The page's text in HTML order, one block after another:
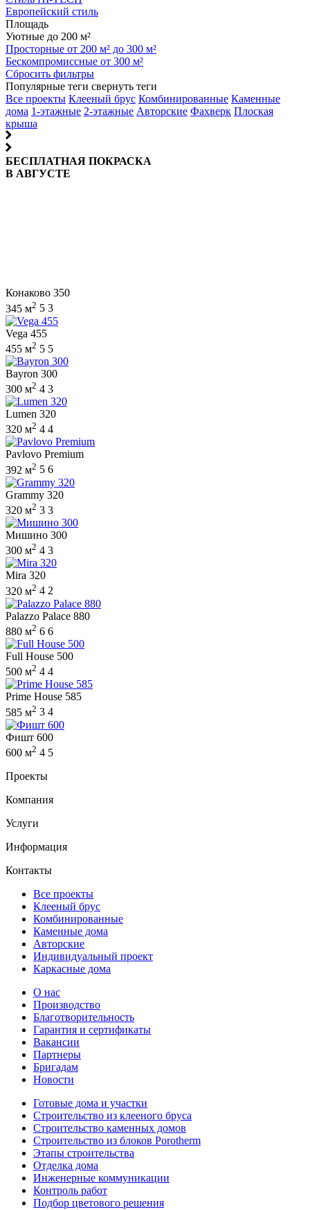
Европейский стиль
Площадь
Уютные до 200 м²
Просторные от 200 м² до 300 м²
Бескомпромиссные от 300 м²
Сбросить фильтры
Популярные теги свернуть теги
Все проекты Клееный брус Комбинированные Каменные
дома 1-этажные 2-этажные Авторские Фахверк Плоская
крыша
БЕСПЛАТНАЯ ПОКРАСКА
В АВГУСТЕ
Конаково 350
345 м2 5 3
Vega 455
455 м2 5 5
Bayron 300
300 м2 4 3
Lumen 320
320 м2 4 4
Pavlovo Premium
392 м2 5 6
Grammy 320
320 м2 3 3
Мишино 300
300 м2 4 3
Mira 320
320 м2 4 2
Palazzo Palace 880
880 м2 6 6
Full House 500
500 м2 4 4
Prime House 585
585 м2 3 4
Фишт 600
600 м2 4 5
Проекты
Компания
Услуги
Информация
Контакты
Все проекты
Клееный брус
Комбинированные
Каменные дома
Авторские
Индивидуальный проект
Каркасные дома
О нас
Производство
Благотворительность
Гарантия и сертификаты
Вакансии
Партнеры
Бригадам
Новости
Готовые дома и участки
Строительство из клееного бруса
Строительство каменных домов
Строительство из блоков Porotherm
Этапы строительства
Отделка дома
Инженерные коммуникации
Контроль работ
Подбор цветового решения